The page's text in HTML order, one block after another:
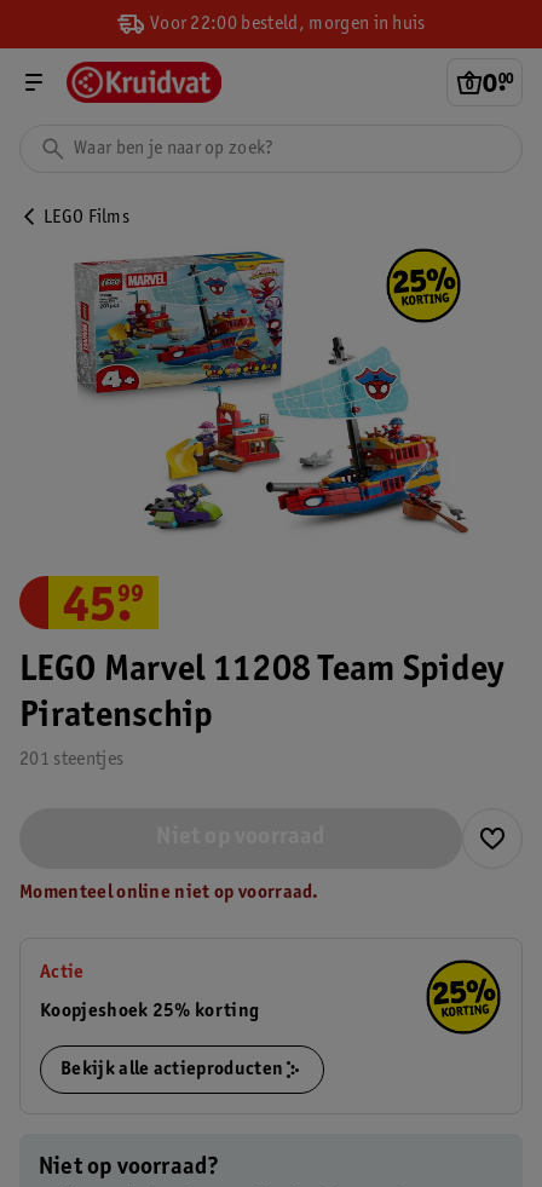
Voor 22:00 besteld, morgen in huis
0.
00
LEGO Films
LEGO Marvel 11208 Team Spidey
Piratenschip
201 steentjes
45.
99
Momenteel online niet op voorraad.
Actie
Koopjeshoek 25% korting
Bekijk alle actieproducten
Niet op voorraad?